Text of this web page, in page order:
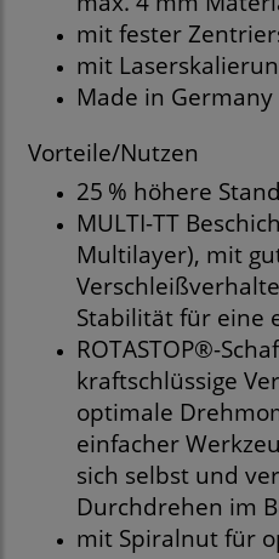
mit fester
mit
Made in Germany
Vorteile/Nutzen
25 % höhere
MULTI-TT
Multilayer), mit
Stabilität für eine
ROTASTOP®-
kraftschlüssige
optimale
einfacher
sich selbst und
Durchdrehen im
mit Spiralnut für